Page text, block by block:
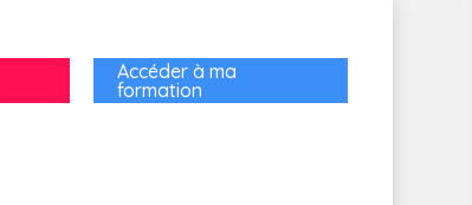
Accéder à ma
formation